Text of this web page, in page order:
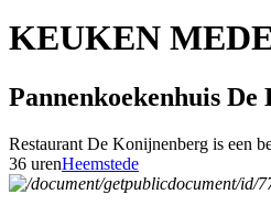
KEUKEN
Pannenkoekenhuis
Restaurant De Konijnenberg is een
36 urenHeemstede